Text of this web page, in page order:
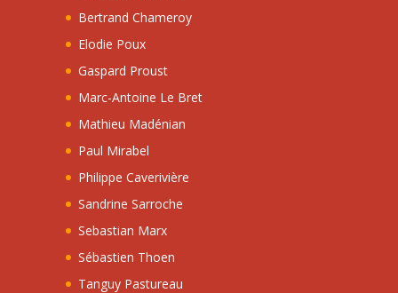
Bertrand Chameroy
Elodie Poux
Gaspard Proust
Marc-Antoine Le Bret
Mathieu Madénian
Paul Mirabel
Philippe Caverivière
Sandrine Sarroche
Sebastian Marx
Sébastien Thoen
Tanguy Pastureau